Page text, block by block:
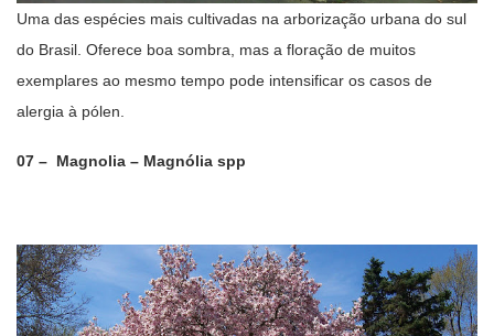
Uma das espécies mais cultivadas na arborização urbana do sul
do Brasil. Oferece boa sombra, mas a floração de muitos
exemplares ao mesmo tempo pode intensificar os casos de
alergia à pólen.
07 – Magnolia – Magnólia spp